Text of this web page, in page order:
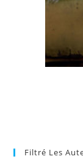
Filtré Les